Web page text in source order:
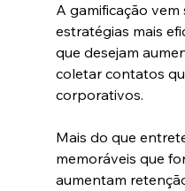
A gamificação
estratégias mais
que desejam
coletar contatos
corporativos.
Mais do que
memoráveis que
aumentam